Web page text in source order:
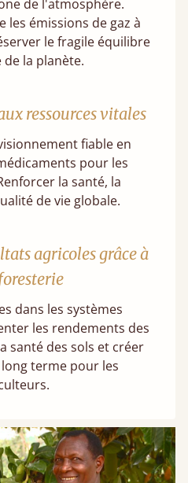
de l'atmosphère.
les émissions de gaz à
le fragile équilibre
la planète.
ressources vitales
fiable en
pour les
la santé, la
de vie globale.
agricoles grâce à
dans les systèmes
les rendements des
santé des sols et créer
terme pour les